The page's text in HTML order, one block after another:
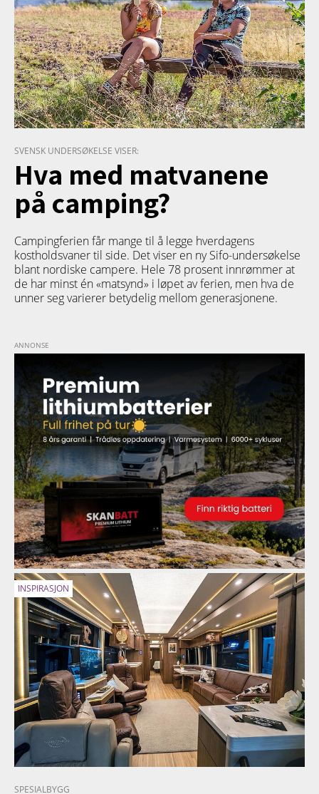
SVENSK UNDERSØKELSE VISER:
Hva med matvanene
på camping?
Campingferien får mange til å legge hverdagens
kostholdsvaner til side. Det viser en ny Sifo-undersøkelse
blant nordiske campere. Hele 78 prosent innrømmer at
de har minst én «matsynd» i løpet av ferien, men hva de
unner seg varierer betydelig mellom generasjonene.
INSPIRASJON
SPESIALBYGG